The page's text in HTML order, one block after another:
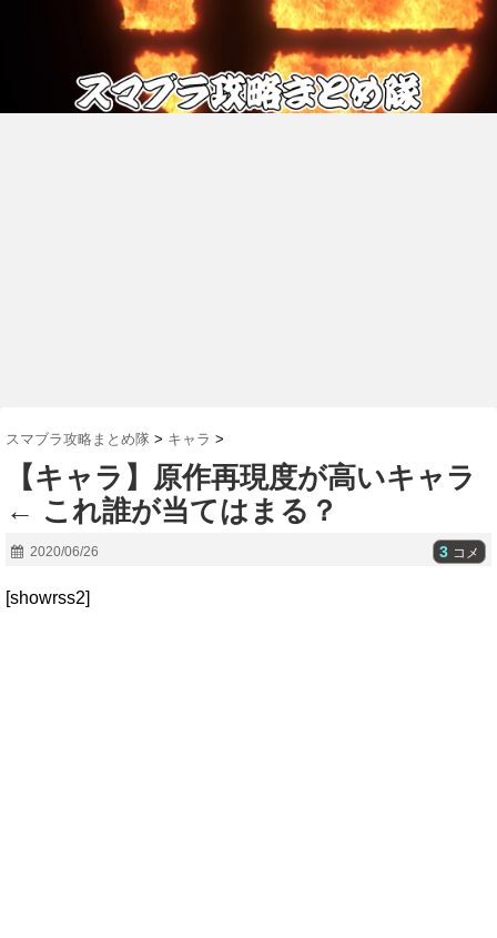
スマブラ攻略まとめ隊 > キャラ >
【キャラ】原作再現度が高いキャラ
← これ誰が当てはまる？
2020/06/26 3 コメ
[showrss2]